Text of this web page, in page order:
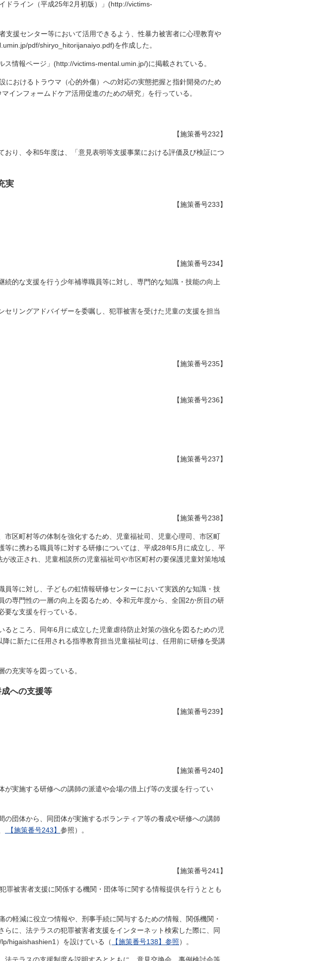
ドライン（平成25年2月初版）」(http://victims-
援センター等において活用できるよう、性暴力被害者に心理教育や
pdf/shiryo_hitorijanaiyo.pdf)を作成した。
情報ページ」(http://victims-mental.umin.jp/)に掲載されている。
おけるトラウマ（心的外傷）への対応の実態把握と指針開発のため
インフォームドケア活用促進のための研究」を行っている。
【施策番号232】
り、令和5年度は、「意見表明等支援事業における評価及び検証につ
実
【施策番号233】
【施策番号234】
的な支援を行う少年補導職員等に対し、専門的な知識・技能の向上
リングアドバイザーを委嘱し、犯罪被害を受けた児童の支援を担当
【施策番号235】
【施策番号236】
【施策番号237】
【施策番号238】
区町村等の体制を強化するため、児童福祉司、児童心理司、市区町
に携わる職員等に対する研修については、平成28年5月に成立し、平
改正され、児童相談所の児童福祉司や市区町村の要保護児童対策地域
等に対し、子どもの虹情報研修センターにおいて実践的な知識・技
専門性の一層の向上を図るため、令和元年度から、全国2か所目の研
な支援を行っている。
ところ、同年6月に成立した児童虐待防止対策の強化を図るための児
に新たに任用される指導教育担当児童福祉司は、任用前に研修を受講
充実等を図っている。
への支援等
【施策番号239】
【施策番号240】
実施する研修への講師の派遣や会場の借上げ等の支援を行ってい
団体から、同団体が実施するボランティア等の養成や研修への講師
【施策番号243】 参照）。
【施策番号241】
被害者支援に関係する機関・団体等に関する情報提供を行うととも
軽減に役立つ情報や、刑事手続に関与するための情報、関係機関・
に、法テラスの犯罪被害者支援をインターネット検索した際に、同
higaishashien1）を設けている（
【施策番号138】参照 ）。